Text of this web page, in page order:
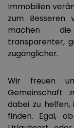
Immobilien
zum Besseren
machen die
transparenter,
zugänglicher.
Wir freuen
Gemeinschaft
dabei zu helfen,
finden. Egal,